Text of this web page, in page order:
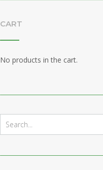
CART
No products in the cart.